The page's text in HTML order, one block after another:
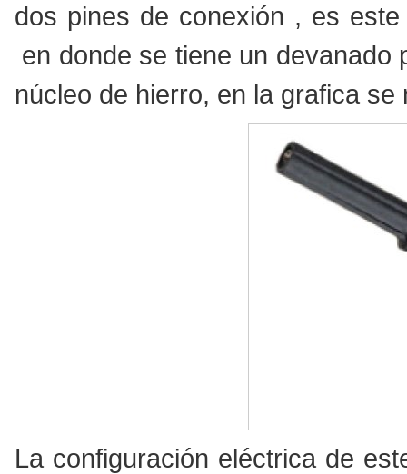
dos pines de conexión , es
en donde se tiene un devanado
núcleo de hierro, en la grafica
La configuración eléctrica de